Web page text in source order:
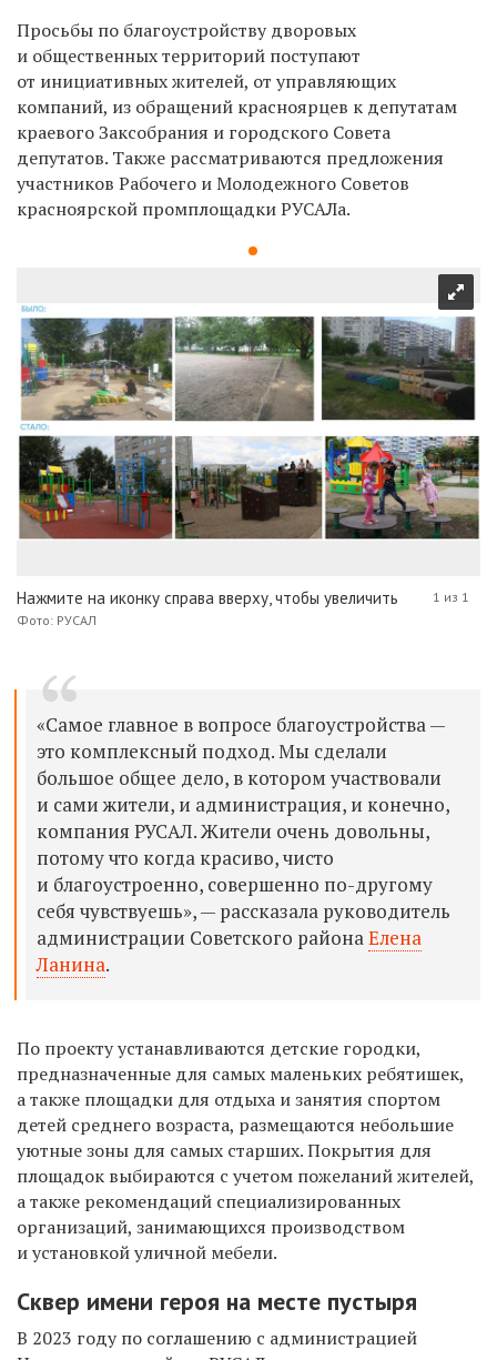
Просьбы по благоустройству дворовых
и общественных территорий поступают
от инициативных жителей, от управляющих
компаний, из обращений красноярцев к депутатам
краевого Заксобрания и городского Совета
депутатов. Также рассматриваются предложения
участников Рабочего и Молодежного Советов
красноярской промплощадки РУСАЛа.
Нажмите на иконку справа вверху, чтобы увеличить
Фото: РУСАЛ
1 из 1
«Самое главное в вопросе благоустройства —
это комплексный подход. Мы сделали
большое общее дело, в котором участвовали
и сами жители, и администрация, и конечно,
компания РУСАЛ. Жители очень довольны,
потому что когда красиво, чисто
и благоустроенно, совершенно по-другому
себя чувствуешь», — рассказала руководитель
администрации Советского районаЕлена
Ланина.
По проекту устанавливаются детские городки,
предназначенные для самых маленьких ребятишек,
а также площадки для отдыха и занятия спортом
детей среднего возраста, размещаются небольшие
уютные зоны для самых старших. Покрытия для
площадок выбираются с учетом пожеланий жителей,
а также рекомендаций специализированных
организаций, занимающихся производством
и установкой уличной мебели.
Сквер имени героя на месте пустыря
В 2023 году по соглашению с администрацией